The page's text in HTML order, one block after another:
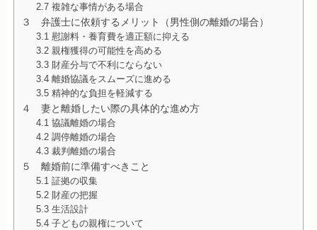
2.7 複雑な事情がある場合
３ 弁護士に依頼するメリット（男性側の離婚の場合）
3.1 慰謝料・養育費を適正額に抑える
3.2 親権獲得の可能性を高める
3.3 財産分与で不利にならない
3.4 離婚協議をスムーズに進める
3.5 精神的な負担を軽減する
４ 妻と離婚したい際の具体的な進め方
4.1 協議離婚の場合
4.2 調停離婚の場合
4.3 裁判離婚の場合
５ 離婚前に準備すべきこと
5.1 証拠の収集
5.2 財産の把握
5.3 生活設計
5.4 子どもの親権について